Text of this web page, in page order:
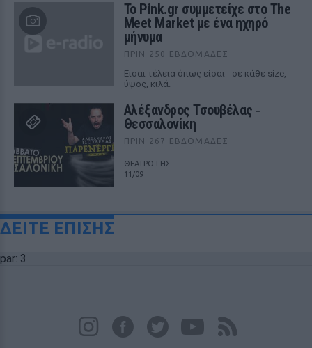
Το Pink.gr συμμετείχε στο The
Meet Market με ένα ηχηρό
μήνυμα
ΠΡΙΝ 250 ΕΒΔΟΜΆΔΕΣ
Είσαι τέλεια όπως είσαι - σε κάθε size,
ύψος, κιλά.
Αλέξανδρος Τσουβέλας ‑
Θεσσαλονίκη
ΠΡΙΝ 267 ΕΒΔΟΜΆΔΕΣ
ΘΕΑΤΡΟ ΓΗΣ
11/09
ΔΕΙΤΕ ΕΠΙΣΗΣ
par: 3